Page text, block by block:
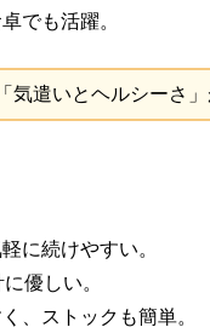
でも活躍。
気遣いとヘルシーさ
に続けやすい。
優しい。
、ストックも簡単。